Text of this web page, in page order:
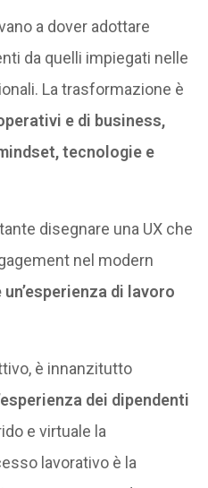
a dover adottare
da quelli impiegati nelle
La trasformazione è
e di business,
tecnologie e
disegnare una UX che
nel modern
di lavoro
è innanzitutto
dei dipendenti
e virtuale la
lavorativo è la